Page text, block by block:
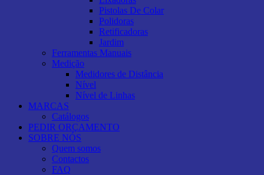
Pistolas De Colar
Polidoras
Retificadoras
Jardim
Ferramentas Manuais
Medição
Medidores de Distância
Nível
Nível de Linhas
MARCAS
Catálogos
PEDIR ORÇAMENTO
SOBRE NÓS
Quem somos
Contactos
FAQ